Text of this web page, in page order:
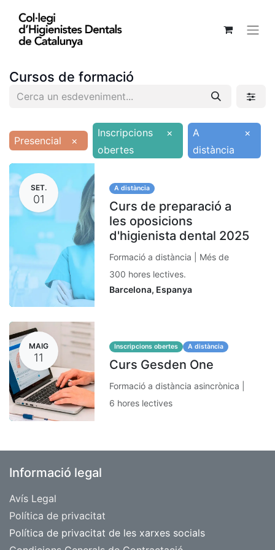
Cursos de formació
Presencial ×
Inscripcions
obertes
×
A
distància
×
SET.
01
A distància
Curs de preparació a
les oposicions
d'higienista dental 2025
Formació a distància | Més de
300 hores lectives.
Barcelona, Espanya
MAIG
11
Inscripcions obertes A distància
Curs Gesden One
Formació a distància asincrònica |
6 hores lectives
Informació legal
Avís Legal
​Política de privacitat
Política de privacitat de les xarxes socials